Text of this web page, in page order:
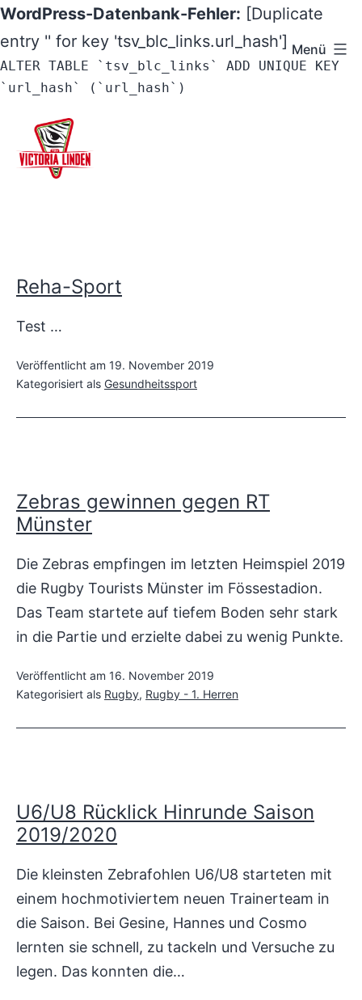
WordPress-Datenbank-Fehler: [Duplicate
entry '' for key 'tsv_blc_links.url_hash']
ALTER TABLE `tsv_blc_links` ADD UNIQUE KEY
`url_hash` (`url_hash`)
Inhalt
springen
-
Hannover
Menü
k
t
u
e
e
s
Reha-Sport
Test …
Veröffentlicht am 19. November 2019
Kategorisiert als Gesundheitssport
Zebras gewinnen gegen RT
Münster
Die Zebras empfingen im letzten Heimspiel 2019
die Rugby Tourists Münster im Fössestadion.
Das Team startete auf tiefem Boden sehr stark
in die Partie und erzielte dabei zu wenig Punkte.
Veröffentlicht am 16. November 2019
Kategorisiert als Rugby, Rugby - 1. Herren
U6/U8 Rücklick Hinrunde Saison
2019/2020
Die kleinsten Zebrafohlen U6/U8 starteten mit
einem hochmotiviertem neuen Trainerteam in
die Saison. Bei Gesine, Hannes und Cosmo
lernten sie schnell, zu tackeln und Versuche zu
legen. Das konnten die…